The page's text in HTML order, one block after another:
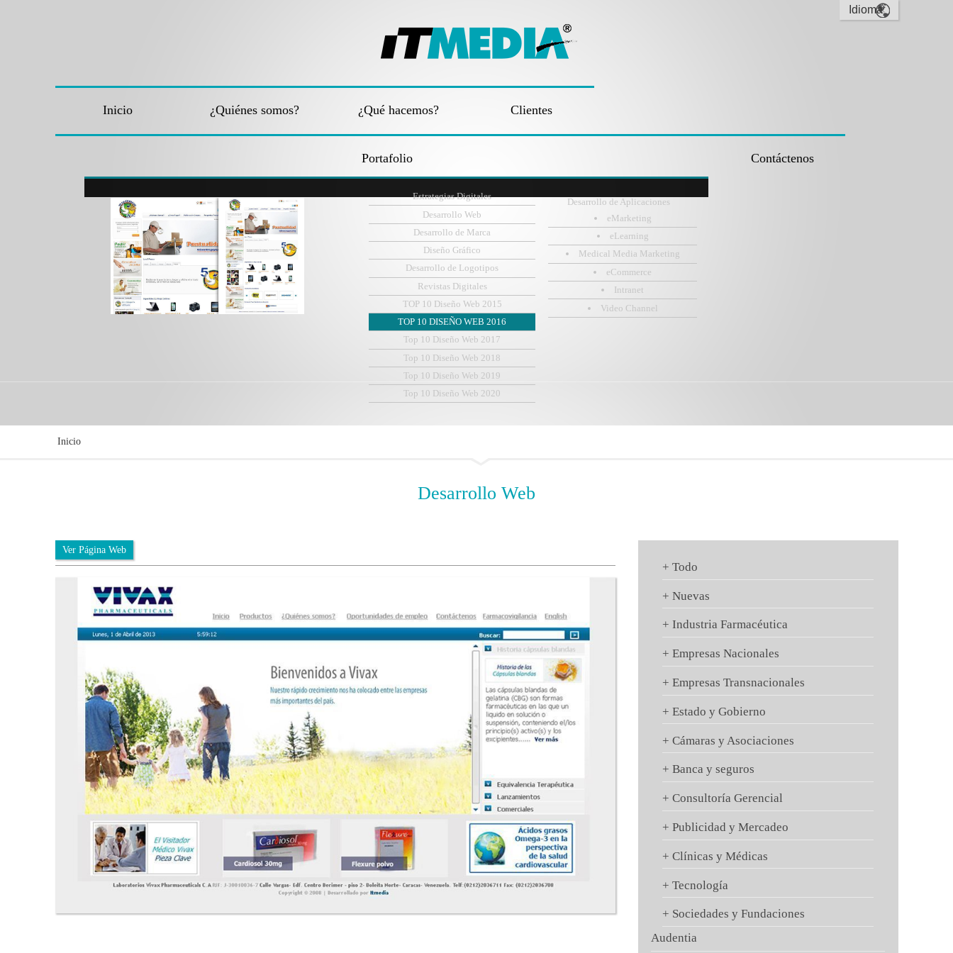
Inicio ¿Quiénes somos? ¿Qué hacemos? Clientes
Portafolio
Estrategias Digitales
Desarrollo Web
Desarrollo de Marca
Diseño Gráfico
Desarrollo de Logotipos
Revistas Digitales
TOP 10 Diseño Web 2015
TOP 10 DISEÑO WEB 2016
Top 10 Diseño Web 2017
Top 10 Diseño Web 2018
Top 10 Diseño Web 2019
Top 10 Diseño Web 2020
Desarrollo de Aplicaciones
eMarketing
eLearning
Medical Media Marketing
eCommerce
Intranet
Video Channel
Contáctenos
Inicio
Desarrollo Web
Ver Página Web
+ Todo
+ Nuevas
+ Industria Farmacéutica
+ Empresas Nacionales
+ Empresas Transnacionales
+ Estado y Gobierno
+ Cámaras y Asociaciones
+ Banca y seguros
+ Consultoría Gerencial
+ Publicidad y Mercadeo
+ Clínicas y Médicas
+ Tecnología
+ Sociedades y Fundaciones
Audentia